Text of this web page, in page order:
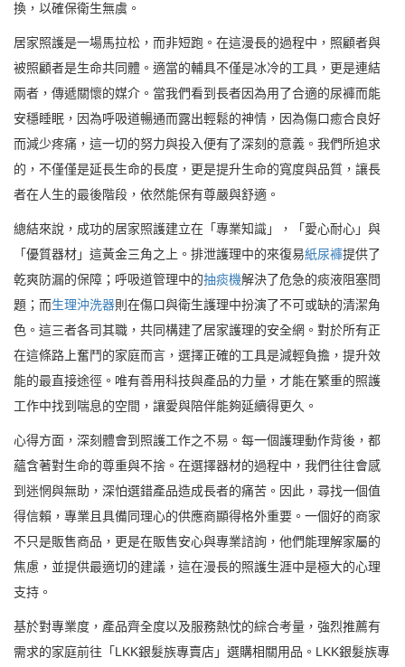
換，以確保衛生無虞。
居家照護是一場馬拉松，而非短跑。在這漫長的過程中，照顧者與
被照顧者是生命共同體。適當的輔具不僅是冰冷的工具，更是連結
兩者，傳遞關懷的媒介。當我們看到長者因為用了合適的尿褲而能
安穩睡眠，因為呼吸道暢通而露出輕鬆的神情，因為傷口癒合良好
而減少疼痛，這一切的努力與投入便有了深刻的意義。我們所追求
的，不僅僅是延長生命的長度，更是提升生命的寬度與品質，讓長
者在人生的最後階段，依然能保有尊嚴與舒適。
總結來說，成功的居家照護建立在「專業知識」，「愛心耐心」與
「優質器材」這黃金三角之上。排泄護理中的來復易紙尿褲提供了
乾爽防漏的保障；呼吸道管理中的抽痰機解決了危急的痰液阻塞問
題；而生理沖洗器則在傷口與衛生護理中扮演了不可或缺的清潔角
色。這三者各司其職，共同構建了居家護理的安全網。對於所有正
在這條路上奮鬥的家庭而言，選擇正確的工具是減輕負擔，提升效
能的最直接途徑。唯有善用科技與產品的力量，才能在繁重的照護
工作中找到喘息的空間，讓愛與陪伴能夠延續得更久。
心得方面，深刻體會到照護工作之不易。每一個護理動作背後，都
蘊含著對生命的尊重與不捨。在選擇器材的過程中，我們往往會感
到迷惘與無助，深怕選錯產品造成長者的痛苦。因此，尋找一個值
得信賴，專業且具備同理心的供應商顯得格外重要。一個好的商家
不只是販售商品，更是在販售安心與專業諮詢，他們能理解家屬的
焦慮，並提供最適切的建議，這在漫長的照護生涯中是極大的心理
支持。
基於對專業度，產品齊全度以及服務熱忱的綜合考量，強烈推薦有
需求的家庭前往「LKK銀髮族專賣店」選購相關用品。LKK銀髮族專